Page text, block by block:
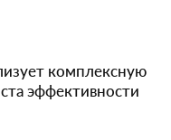
комплексную
эффективности